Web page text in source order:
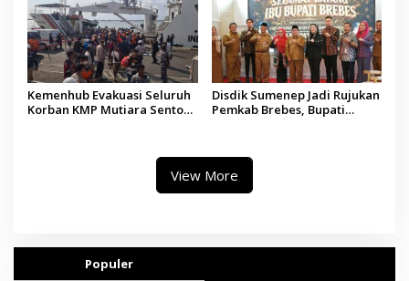
Kemenhub Evakuasi Seluruh
Korban KMP Mutiara Sentosa
Disdik Sumenep Jadi Rujukan
Pemkab Brebes, Bupati
View More
Populer